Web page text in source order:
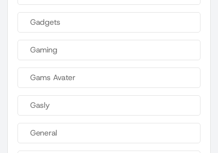
Gadgets
Gaming
Gams Avater
Gasly
General